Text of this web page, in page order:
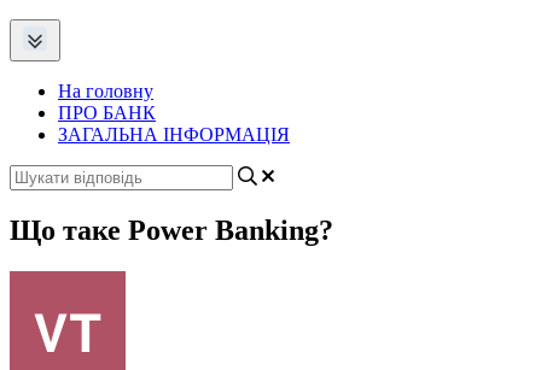
На головну
ПРО БАНК
ЗАГАЛЬНА ІНФОРМАЦІЯ
Що таке Power Banking?